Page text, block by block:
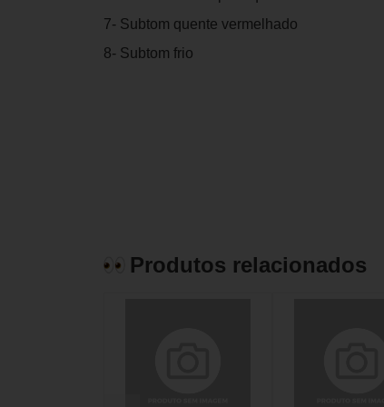
7- Subtom quente vermelhado
8- Subtom frio
Produtos relacionados